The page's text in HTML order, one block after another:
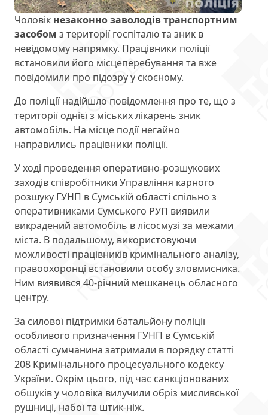
Чоловік незаконно заволодів транспортним
засобом з території госпіталю та зник в
невідомому напрямку. Працівники поліції
встановили його місцеперебування та вже
повідомили про підозру у скоєному.
До поліції надійшло повідомлення про те, що з
території однієї з міських лікарень зник
автомобіль. На місце події негайно
направились працівники поліції.
У ході проведення оперативно-розшукових
заходів співробітники Управління карного
розшуку ГУНП в Сумській області спільно з
оперативниками Сумського РУП виявили
викрадений автомобіль в лісосмузі за межами
міста. В подальшому, використовуючи
можливості працівників кримінального аналізу,
правоохоронці встановили особу зловмисника.
Ним виявився 40-річний мешканець обласного
центру.
За силової підтримки батальйону поліції
особливого призначення ГУНП в Сумській
області сумчанина затримали в порядку статті
208 Кримінального процесуального кодексу
України. Окрім цього, під час санкціонованих
обшуків у чоловіка вилучили обріз мисливської
рушниці, набої та штик-ніж.